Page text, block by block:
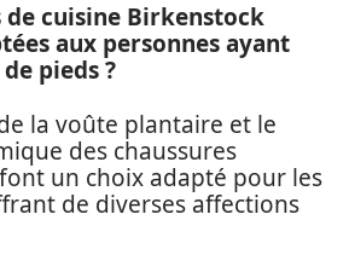
de cuisine Birkenstock
aux personnes ayant
pieds ?
la voûte plantaire et le
des chaussures
un choix adapté pour les
de diverses affections